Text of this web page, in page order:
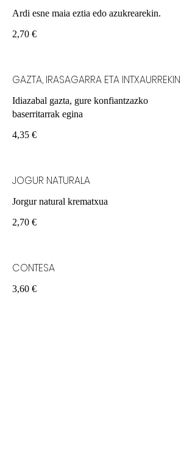
Ardi esne maia eztia edo azukrearekin.
2,70 €
GAZTA, IRASAGARRA ETA INTXAURREKIN
Idiazabal gazta, gure konfiantzazko
baserritarrak egina
4,35 €
JOGUR NATURALA
Jorgur natural krematxua
2,70 €
CONTESA
3,60 €